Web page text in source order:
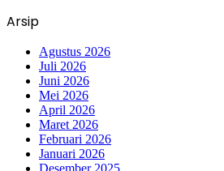
Arsip
Agustus 2026
Juli 2026
Juni 2026
Mei 2026
April 2026
Maret 2026
Februari 2026
Januari 2026
Desember 2025